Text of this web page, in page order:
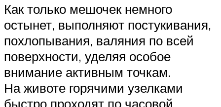
Как только мешочек немного
остынет, выполняют постукивания,
похлопывания, валяния по всей
поверхности, уделяя особое
внимание активным точкам.
На животе горячими узелками
быстро проходят по часовой